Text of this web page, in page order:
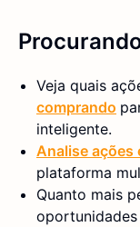
Veja quais
comprando
inteligente.
Analise ações
plataforma
Quanto mais